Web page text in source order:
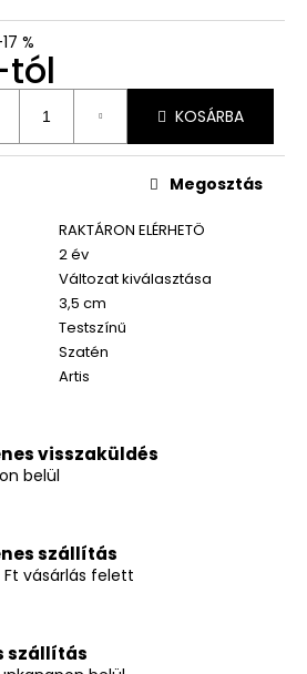
%
KOSÁRBA
RAKTÁRON ELÉRHETÖ
2 év
Változat kiválasztása
3,5 cm
Testszínű
Szatén
Artis
Megosztás
visszaküldés
belül
szállítás
vásárlás felett
szállítás